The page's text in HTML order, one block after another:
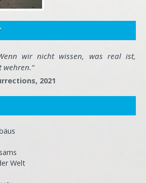
wir nicht wissen, was real ist,
2021
Welt